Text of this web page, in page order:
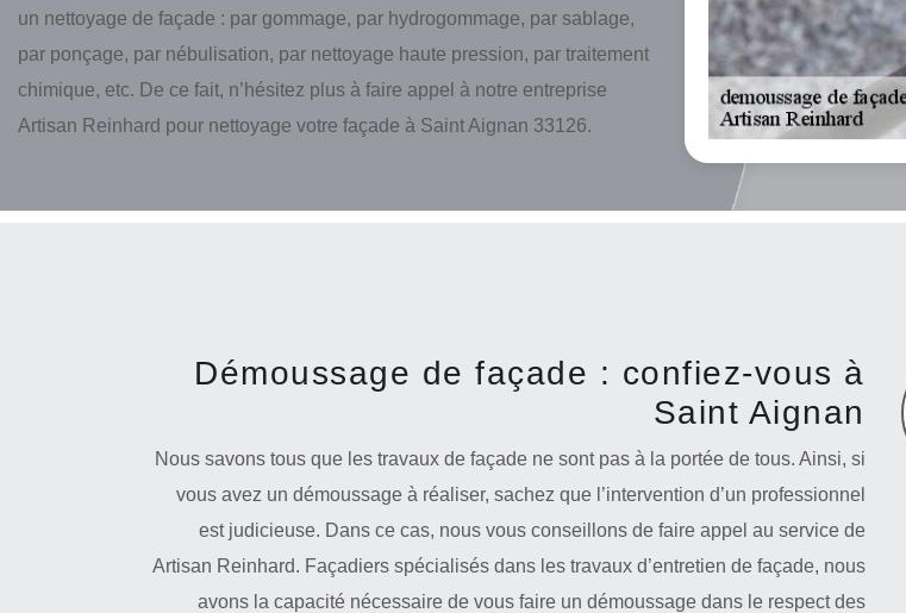
un nettoyage de façade : par gommage, par hydrogommage, par sablage,
par ponçage, par nébulisation, par nettoyage haute pression, par traitement
chimique, etc. De ce fait, n’hésitez plus à faire appel à notre entreprise
Artisan Reinhard pour nettoyage votre façade à Saint Aignan 33126.
Démoussage de façade : confiez-vous à
Saint Aignan
Nous savons tous que les travaux de façade ne sont pas à la portée de tous. Ainsi, si
vous avez un démoussage à réaliser, sachez que l’intervention d’un professionnel
est judicieuse. Dans ce cas, nous vous conseillons de faire appel au service de
Artisan Reinhard. Façadiers spécialisés dans les travaux d’entretien de façade, nous
avons la capacité nécessaire de vous faire un démoussage dans le respect des